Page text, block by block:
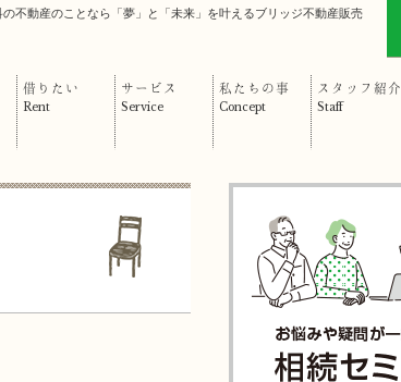
の不動産のことなら「夢」と「未来」を叶えるブリッジ不動産販売
借りたい
Rent
サービス
Service
私たちの事
Concept
スタッフ紹介
Staff